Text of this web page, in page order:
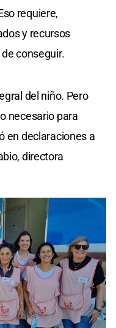
requiere,
y recursos
conseguir.
del niño. Pero
necesario para
en declaraciones a
directora